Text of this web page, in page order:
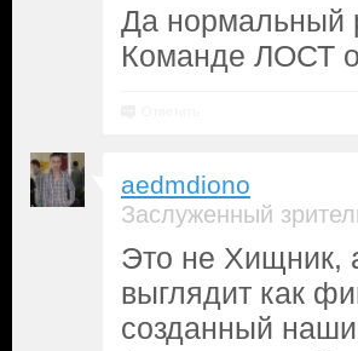
Да нормальный
Команде ЛОСТ
aedmdiono
Заслуженный
Это не Хищник,
выглядит как
созданный